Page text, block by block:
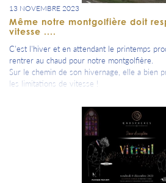
13 NOVEMBRE 2023
Même notre montgolfière doit
vitesse ....
C'est l'hiver et en attendant le printemps
rentrer au chaud pour notre montgolfière.
Sur le chemin de son hivernage, elle a bien
les limitations de vitesse !